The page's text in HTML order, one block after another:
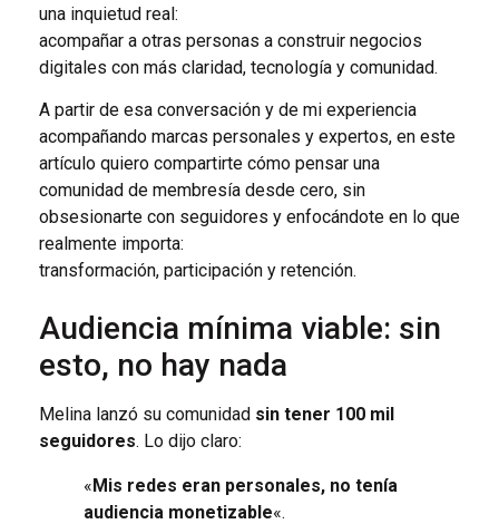
una inquietud real:
acompañar a otras personas a construir negocios
digitales con más claridad, tecnología y comunidad.
A partir de esa conversación y de mi experiencia
acompañando marcas personales y expertos, en este
artículo quiero compartirte cómo pensar una
comunidad de membresía desde cero, sin
obsesionarte con seguidores y enfocándote en lo que
realmente importa:
transformación, participación y retención.
Audiencia mínima viable: sin
esto, no hay nada
Melina lanzó su comunidad sin tener 100 mil
seguidores. Lo dijo claro:
«Mis redes eran personales, no tenía
audiencia monetizable«.